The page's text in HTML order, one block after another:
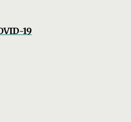
19